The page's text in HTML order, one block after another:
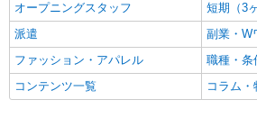
オープニングスタッフ
短期（3
派遣
副業・W
ファッション・アパレル
職種・条
コンテンツ一覧
コラム・